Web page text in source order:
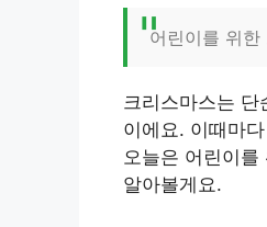
어린이를 위
크리스마스는
이에요. 이때마
오늘은 어린이
알아볼게요.